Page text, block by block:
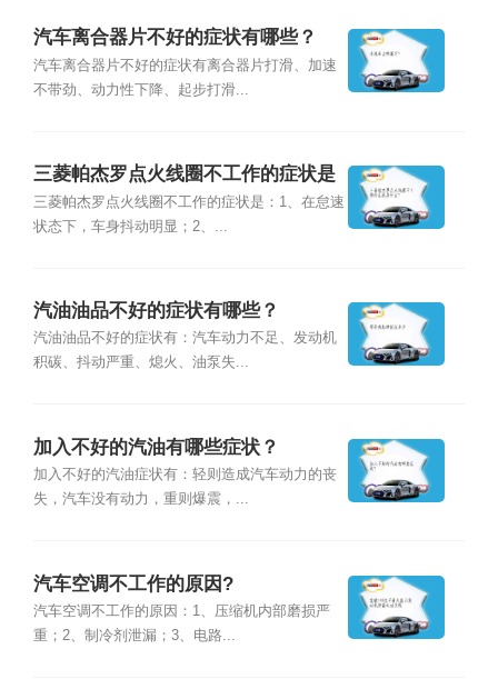
汽车离合器片不好的症状有哪些？
汽车离合器片不好的症状有离合器片打滑、加速
不带劲、动力性下降、起步打滑...
三菱帕杰罗点火线圈不工作的症状是
什么？
三菱帕杰罗点火线圈不工作的症状是：1、在怠速
状态下，车身抖动明显；2、...
汽油油品不好的症状有哪些？
汽油油品不好的症状有：汽车动力不足、发动机
积碳、抖动严重、熄火、油泵失...
加入不好的汽油有哪些症状？
加入不好的汽油症状有：轻则造成汽车动力的丧
失，汽车没有动力，重则爆震，...
汽车空调不工作的原因?
汽车空调不工作的原因：1、压缩机内部磨损严
重；2、制冷剂泄漏；3、电路...